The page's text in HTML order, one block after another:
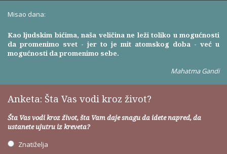
Misao dana:
Kao ljudskim bićima, naša veličina ne leži toliko u mogućnosti
da promenimo svet - jer to je mit atomskog doba - već u
mogućnosti da promenimo sebe.
Mahatma Gandi
Anketa: Šta Vas vodi kroz život?
Šta Vas vodi kroz život, šta Vam daje snagu da idete napred, da
ustanete ujutru iz kreveta?
Znatiželja